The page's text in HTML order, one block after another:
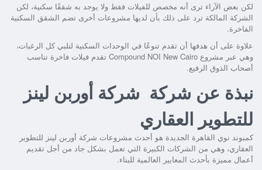
لكن بعض الآراء ترى أنه مخصص للفيلات فقط ولا يوجد به شققًا سكنية، لكن
الشركة المالكة ترد على ذلك بأن لديها مشروعات أخرى تضم الشقق السكنية
الفاخرة.
علاوة على أن هدفها أن تقدم تنوعًا في الوحدات السكنية لتلبي كل الرغبات،
وهي عبر مشروع Compound NOI New Cairo تقدم فيلات فاخرة تناسب
أصحاب الذوق الرفيع.
نبذة عن شركة شركة أوربن لينز
للتطوير العقاري
كمبوند نوي القاهرة الجديدة هو أحدث مشروعات شركة أوربن لينز للتطوير
العقاري، وهي من الشركات الكبيرة التي تعمل بشكل جاد من أجل تقديم
أعمال مميزة بأحدث المعايير العالمية للبناء.